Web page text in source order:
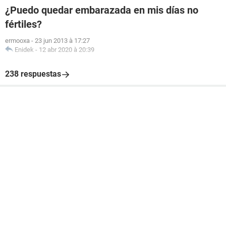
¿Puedo quedar embarazada en mis días no
fértiles?
ermooxa - 23 jun 2013 à 17:27
Enidek - 12 abr 2020 à 20:39
238 respuestas